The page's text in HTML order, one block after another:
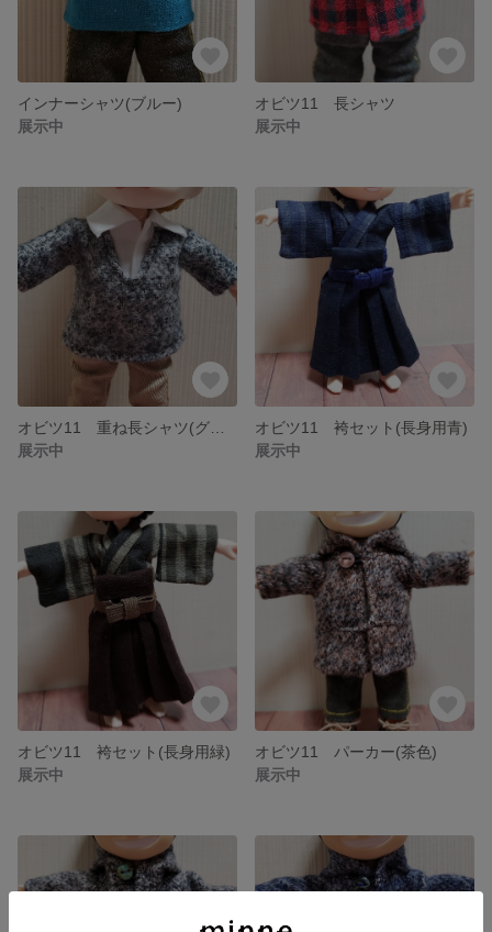
インナーシャツ(ブルー)
展示中
オビツ11 長シャツ
展示中
展示中
オビツ11 袴セット(長身用青)
展示中
オビツ11 袴セット(長身用緑)
展示中
オビツ11 パーカー(茶色)
展示中